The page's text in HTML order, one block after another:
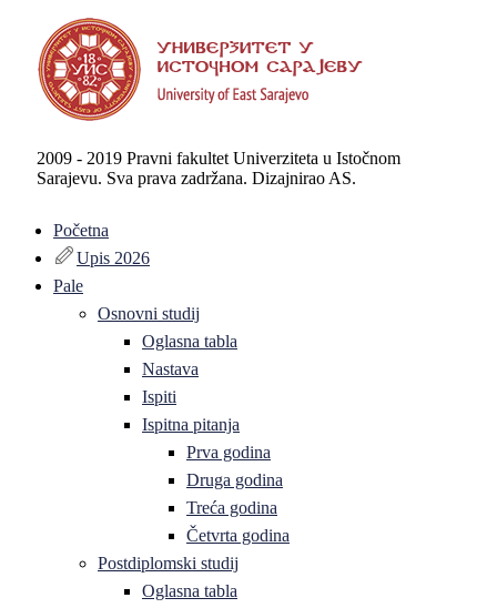
2009 - 2019 Pravni fakultet Univerziteta u Istočnom
Sarajevu. Sva prava zadržana. Dizajnirao AS.
Početna
Upis 2026
Pale
Osnovni studij
Oglasna tabla
Nastava
Ispiti
Ispitna pitanja
Prva godina
Druga godina
Treća godina
Četvrta godina
Postdiplomski studij
Oglasna tabla